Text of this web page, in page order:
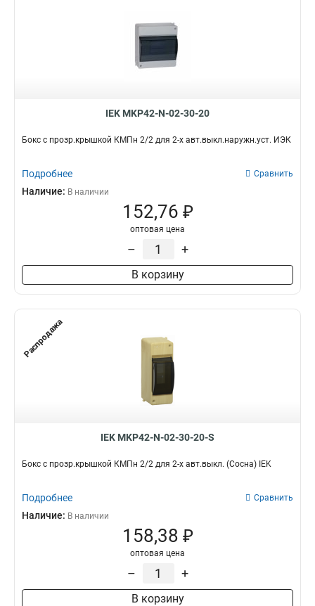
IEK MKP42-N-02-30-20
Бокс с прозр.крышкой КМПн 2/2 для 2-х авт.выкл.наружн.уст. ИЭК
Подробнее Сравнить
Наличие: В наличии
152,76 ₽
оптовая цена
– +
В корзину
Распродажа
IEK MKP42-N-02-30-20-S
Бокс с прозр.крышкой КМПн 2/2 для 2-х авт.выкл. (Сосна) IEK
Подробнее Сравнить
Наличие: В наличии
158,38 ₽
оптовая цена
– +
В корзину